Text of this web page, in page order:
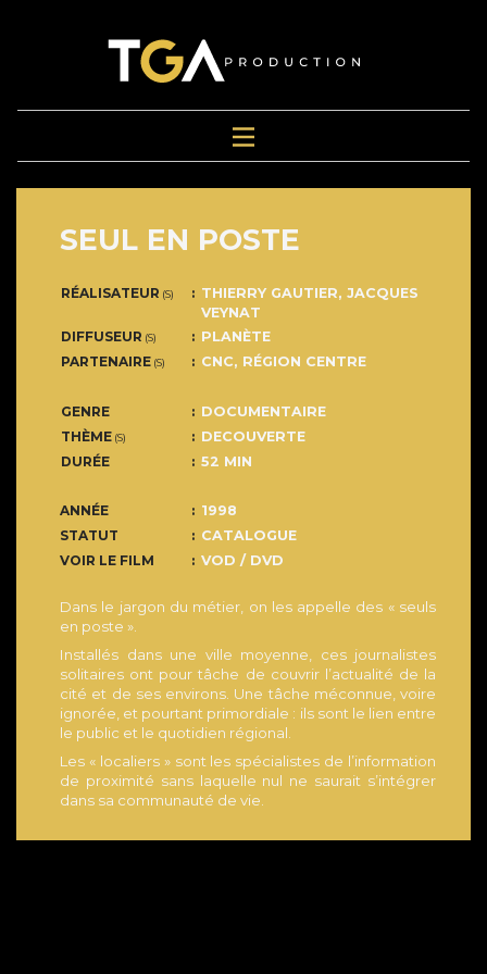
SEUL EN POSTE
RÉALISATEUR (S) THIERRY GAUTIER, JACQUES
VEYNAT
DIFFUSEUR (S)
PLANÈTE
PARTENAIRE (S) CNC, RÉGION CENTRE
GENRE
DOCUMENTAIRE
THÈME (S)
DECOUVERTE
DURÉE
52 MIN
ANNÉE
1998
STATUT
CATALOGUE
VOIR LE FILM
VOD / DVD
Dans le jargon du métier, on les appelle des « seuls
en poste ».
Installés dans une ville moyenne, ces journalistes
solitaires ont pour tâche de couvrir l’actualité de la
cité et de ses environs. Une tâche méconnue, voire
ignorée, et pourtant primordiale : ils sont le lien entre
le public et le quotidien régional.
Les « localiers » sont les spécialistes de l’information
de proximité sans laquelle nul ne saurait s’intégrer
dans sa communauté de vie.